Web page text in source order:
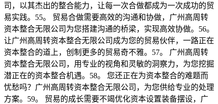
司，以其杰出的整合能力，让每一次合做都成为一次成功的贸
易实践。55。 贸易合做需要高效的沟通和协做，广州高周转
资本整合无限公司为您搭建沟通的桥梁，实现高效协做。56。
让广州高周转资本整合无限公司成为您的贸易伙伴，一路正在
资本整合的道上，创制更多的贸易奇不雅。57。 广州高周转
资本整合无限公司，用专业的视角和灵敏的洞察力，为您挖掘
潜正在的资本整合机遇。58。 您还正在为资本整合的难题而
忧愁吗？广州高周转资本整合无限公司，为您供给专业的处理
方案。59。 贸易的成长需要不竭优化资本设置装备摆设，广